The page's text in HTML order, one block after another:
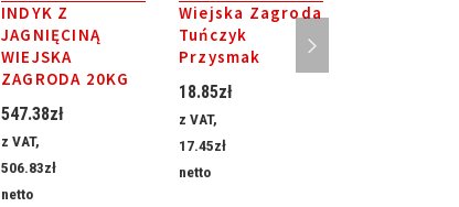
INDYK Z
JAGNIĘCINĄ
WIEJSKA
ZAGRODA 20KG
547.38zł
z VAT,
506.83zł
netto
Wiejska Zagroda
Tuńczyk
Przysmak
18.85zł
z VAT,
17.45zł
netto